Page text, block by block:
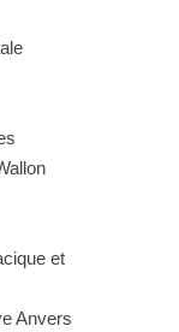
et
Anvers